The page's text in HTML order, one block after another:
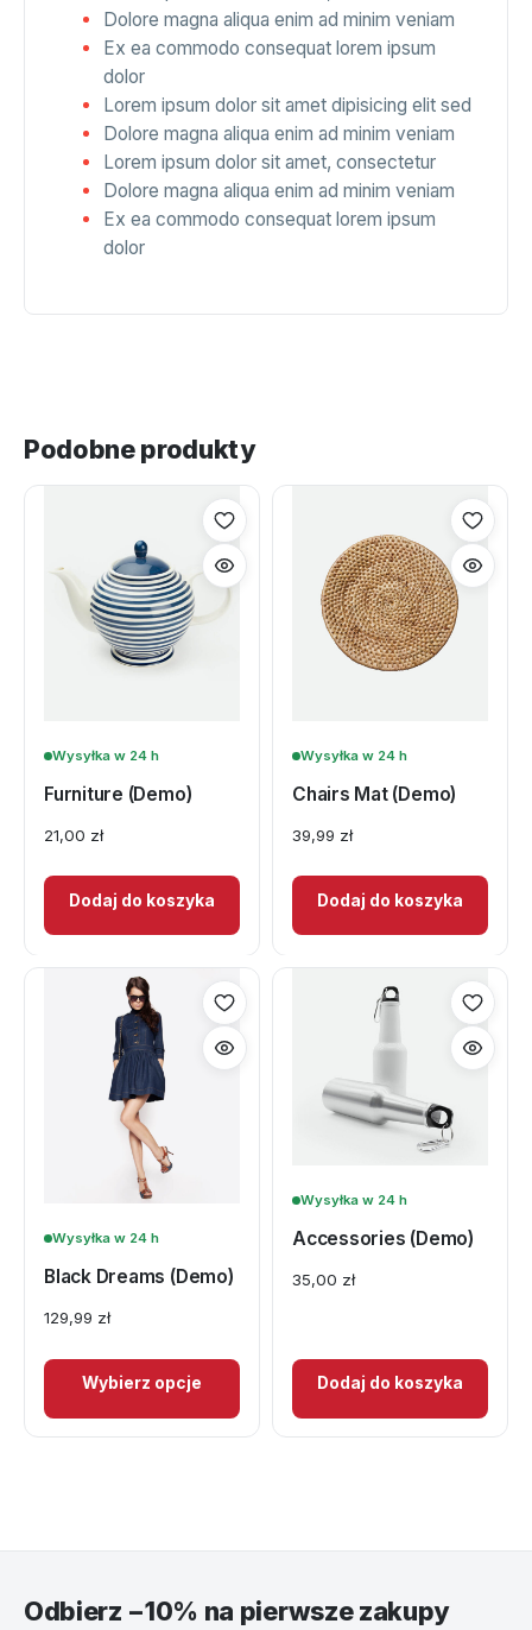
Dolore magna aliqua enim ad minim veniam
Ex ea commodo consequat lorem ipsum
dolor
Lorem ipsum dolor sit amet dipisicing elit sed
Dolore magna aliqua enim ad minim veniam
Lorem ipsum dolor sit amet, consectetur
Dolore magna aliqua enim ad minim veniam
Ex ea commodo consequat lorem ipsum
dolor
Podobne produkty
Wysyłka w 24 h
Furniture (Demo)
21,00 zł
Dodaj do koszyka
Wysyłka w 24 h
Chairs Mat (Demo)
39,99 zł
Dodaj do koszyka
Wysyłka w 24 h
Black Dreams (Demo)
129,99 zł
Wybierz opcje
Wysyłka w 24 h
Accessories (Demo)
35,00 zł
Dodaj do koszyka
Odbierz −10% na pierwsze zakupy